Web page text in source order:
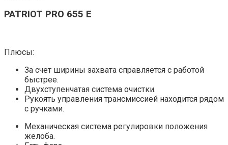
PATRIOT PRO 655 E
Плюсы:
За счет ширины захвата справляется с работой
быстрее.
Двухступенчатая система очистки.
Рукоять управления трансмиссией находится рядом
с ручками.
Механическая система регулировки положения
желоба.